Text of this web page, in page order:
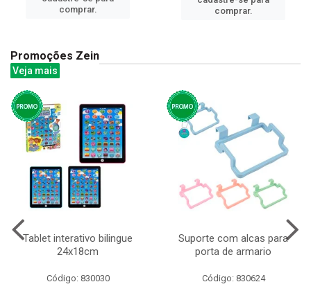
comprar.
comprar.
Promoções Zein
Veja mais
Tablet interativo bilingue
24x18cm
Código: 830030
Suporte com alcas para
porta de armario
Código: 830624